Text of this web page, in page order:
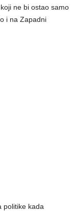
ne bi ostao samo
i na Zapadni
politike kada